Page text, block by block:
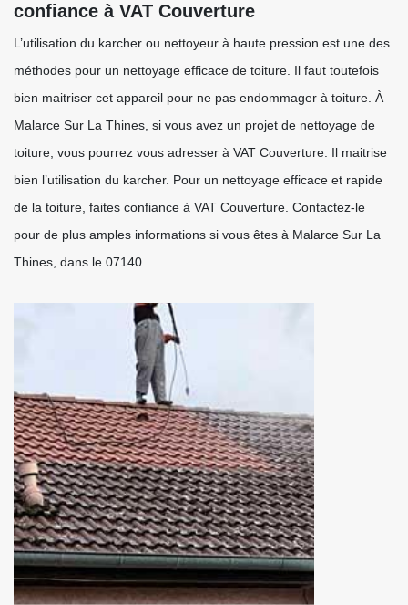
confiance à VAT Couverture
L’utilisation du karcher ou nettoyeur à haute pression est une des
méthodes pour un nettoyage efficace de toiture. Il faut toutefois
bien maitriser cet appareil pour ne pas endommager à toiture. À
Malarce Sur La Thines, si vous avez un projet de nettoyage de
toiture, vous pourrez vous adresser à VAT Couverture. Il maitrise
bien l’utilisation du karcher. Pour un nettoyage efficace et rapide
de la toiture, faites confiance à VAT Couverture. Contactez-le
pour de plus amples informations si vous êtes à Malarce Sur La
Thines, dans le 07140 .